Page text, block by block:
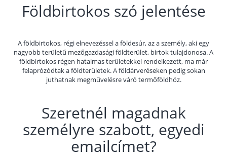
Földbirtokos szó jelentése
A földbirtokos, régi elnevezéssel a földesúr, az a személy, aki egy
nagyobb területű mezőgazdasági földterület, birtok tulajdonosa. A
földbirtokos régen hatalmas területekkel rendelkezett, ma már
felaprózódtak a földterületek. A földárveréseken pedig sokan
juthatnak megművelésre váró termőföldhöz.
Szeretnél magadnak
személyre szabott, egyedi
emailcímet?